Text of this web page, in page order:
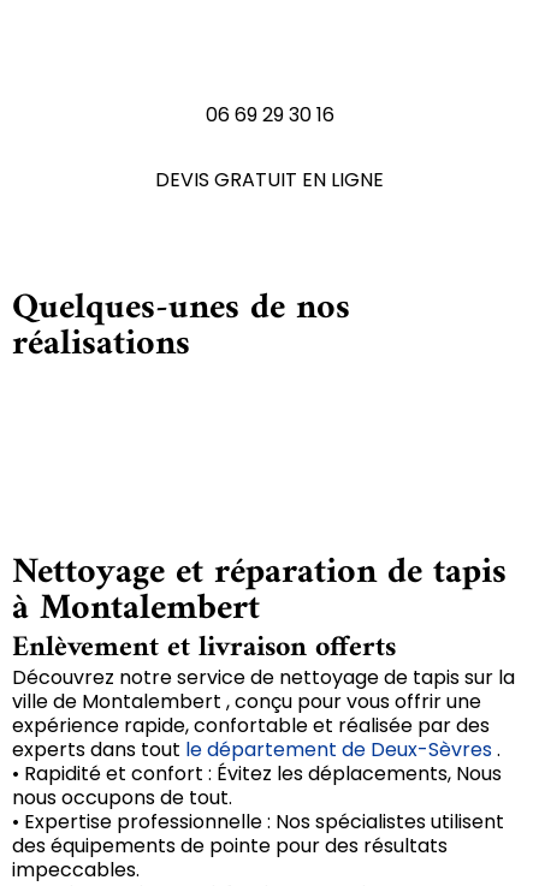
06 69 29 30 16
DEVIS GRATUIT EN LIGNE
Quelques-unes de nos
réalisations
Nettoyage et réparation de tapis
à Montalembert
Enlèvement et livraison offerts
Découvrez notre service de nettoyage de tapis sur la
ville de Montalembert , conçu pour vous offrir une
expérience rapide, confortable et réalisée par des
experts dans tout le département de Deux-Sèvres.
• Rapidité et confort : Évitez les déplacements, Nous
nous occupons de tout.
• Expertise professionnelle : Nos spécialistes utilisent
des équipements de pointe pour des résultats
impeccables.